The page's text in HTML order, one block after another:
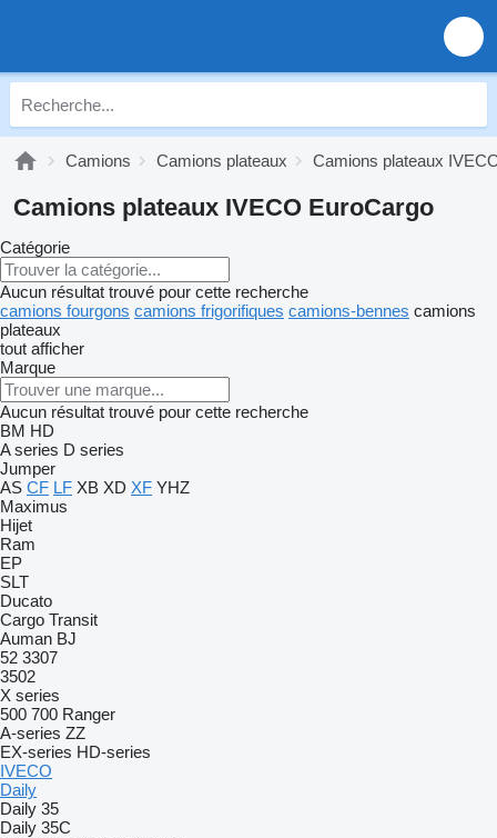
Camions Camions plateaux Camions plateaux
Camions plateaux IVECO EuroCargo
Catégorie
Aucun résultat trouvé pour cette recherche
camions fourgons camions frigorifiques camions-bennes camions
plateaux
tout afficher
Marque
Aucun résultat trouvé pour cette recherche
BM HD
A series D series
Jumper
AS CF LF XB XD XF YHZ
Maximus
Hijet
Ram
EP
SLT
Ducato
Cargo Transit
Auman BJ
52 3307
3502
X series
500 700 Ranger
A-series ZZ
EX-series HD-series
IVECO
Daily
Daily 35
Daily 35C